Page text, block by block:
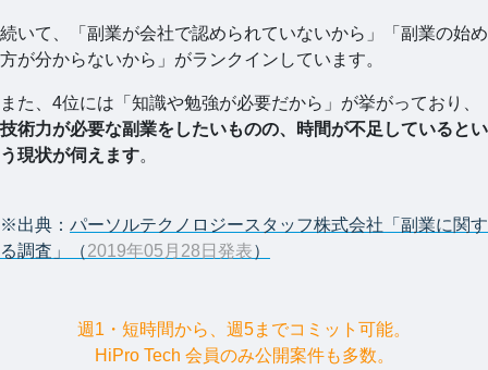
続いて、「副業が会社で認められていないから」「副業の始め
方が分からないから」がランクインしています。
また、4位には「知識や勉強が必要だから」が挙がっており、
技術力が必要な副業をしたいものの、時間が不足しているとい
う現状が伺えます。
※出典： パーソルテクノロジースタッフ株式会社「副業に関す
る調査」（2019年05月28日発表）
週1・短時間から、週5までコミット可能。
HiPro Tech 会員のみ公開案件も多数。